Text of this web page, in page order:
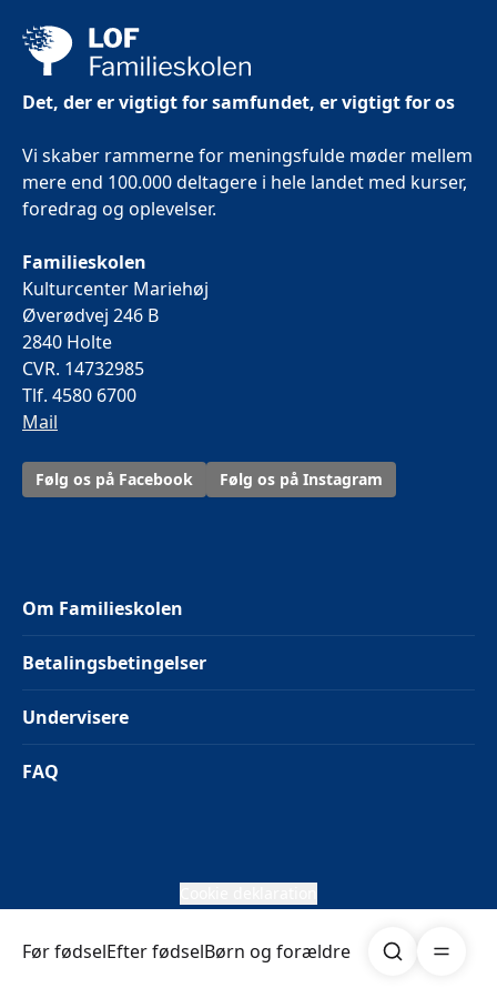
Før fødselEfter fødselBørn og forældre Søg
Det, der er vigtigt for samfundet, er vigtigt for os
Vi skaber rammerne for meningsfulde møder mellem
mere end 100.000 deltagere i hele landet med kurser,
foredrag og oplevelser.
Familieskolen
Kulturcenter Mariehøj
Øverødvej 246 B
2840 Holte
CVR. 14732985
Tlf. 4580 6700
Mail
Følg os på Facebook Følg os på Instagram
Om Familieskolen
Betalingsbetingelser
Undervisere
FAQ